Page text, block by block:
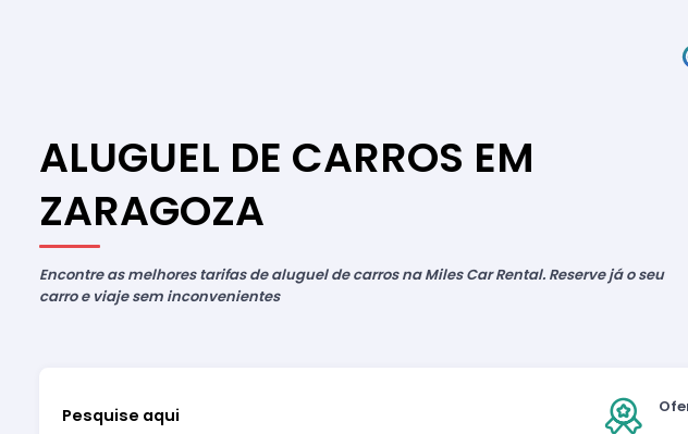
ALUGUEL DE CARROS EM
ZARAGOZA
Encontre as melhores tarifas de aluguel de carros na Miles Car Rental. Reserve já o seu
carro e viaje sem inconvenientes
Pesquise aqui